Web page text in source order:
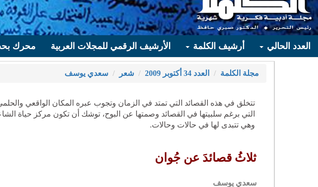
العدد الحالي أرشيف الكلمة الأرشيف الرقمي للمجلات العربية محرك
مجلة الكلمة العدد 34 أكتوبر 2009 شعر سعدي يوسف
تتخلق في هذه القصائد التي تمتد في الزمان وتجوب عبره المكان الواقعي
التي برغم سلبيتها في القصائد وصمتها عن البوح، توشك أن تكون مركز حياة
وهي تتبدى لها في حالات وحالات.
ثلاثُ قصائدَ عن جُوان
سعدي يوسف